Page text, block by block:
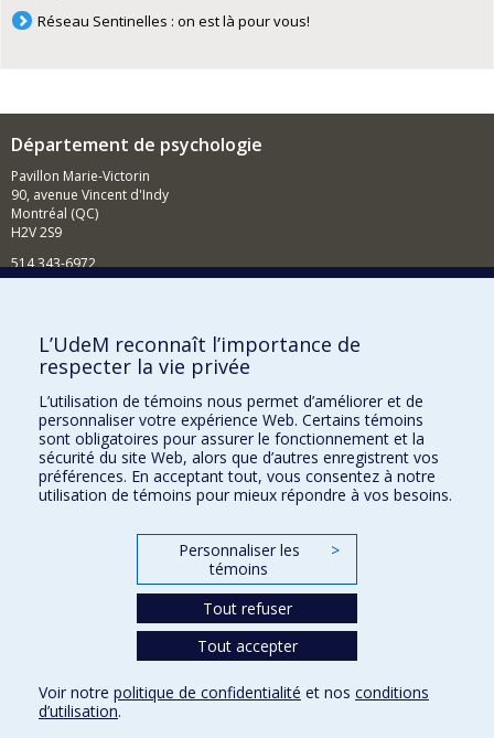
Réseau Sentinelles : on est là pour vous!
Département de psychologie
Pavillon Marie-Victorin
90, avenue Vincent d'Indy
Montréal (QC)
H2V 2S9
514 343-6972
Comment soutenir le Département?
BESOIN D'AIDE?
Plan du site
Signaler une erreur
Accessibilité
FACULTÉ DES ARTS ET DES SCIENCES
Nos départements et écoles
Conditions d’utilisation
L’UdeM reconnaît l’importance de
respecter la vie privée
L’utilisation de témoins nous permet d’améliorer et de
personnaliser votre expérience Web. Certains témoins
sont obligatoires pour assurer le fonctionnement et la
sécurité du site Web, alors que d’autres enregistrent vos
préférences. En acceptant tout, vous consentez à notre
utilisation de témoins pour mieux répondre à vos besoins.
Personnaliser les
témoins
>
Tout refuser
Tout accepter
Voir notre politique de confidentialité et nos conditions
d’utilisation.